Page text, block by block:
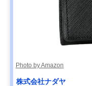
Photo by Amazon
株式会社ナダヤ